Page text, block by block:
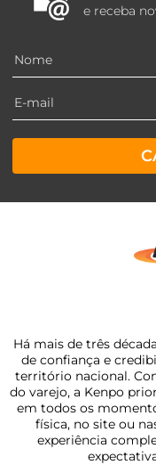
e receba
Há mais de três
de confiança e
território nacional.
do varejo, a Kenpo
em todos os
física, no site ou
experiência